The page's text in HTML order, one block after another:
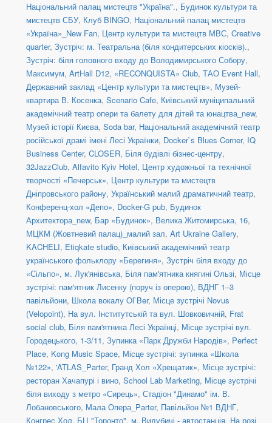
Національний палац мистецтв "Україна"., Будинок культури та
мистецтв СБУ, Клуб BINGO, Національний палац мистецтв
«Україна»_New Fan, Центр культури та мистецтв МВС, Creative
quarter, Зустріч: м. Театральна (біля кондитерських кіосків).,
Зустріч: біля головного входу до Володимирського Собору,
Максимум, ArtHall D12, «RECONQUISTA» Club, ТАО Event Hall,
Державний заклад «Центр культури та мистецтв», Музей-
квартира В. Косенка, Scenario Cafe, Київський муніципальний
академічний театр опери та балету для дітей та юнацтва_new,
Музей історії Києва, Soda bar, Національний академічний театр
російської драмі імені Лесі Українки, Docker`s Blues Corner, IQ
Business Center, CLOSER, Біля будівлі бізнес-центру,
32JazzClub, Alfavito Kyiv Hotel, Центр художньої та технічної
творчості «Печерськ», Центр культури та мистецтв
Дніпровського району, Український малий драматичний театр,
Конференц-хол «Депо», Docker-G pub, Будинок
Архитектора_new, Бар «Будинок», Велика Житомирська, 16,
МЦКМ (Жовтневий палац)_малий зал, Art Ukraine Gallery,
KACHELI, Etiqkate studio, Київський академічний театр
українського фольклору «Берегиня», Зустріч біля входу до
«Сільпо», м. Лук'янівська, Біля пам'ятника княгині Ользі, Місце
зустрічі: пам'ятник Лисенку (поруч із оперою), ВДНГ 1–3
павільйони, Школа вокалу Ol`Ber, Місце зустрічі Novus
(Velopoint), На вул. Інститутській та вул. Шовковичній, Frat
social сlub, Біля пам'ятника Лесі Українці, Місце зустрічі вул.
Городецького, 1-3/11, Зупинка «Парк Дружби Народів», Perfect
Place, Kong Music Space, Місце зустрічі: зупинка «Школа
№122», 'ATLAS_Parter, Гранд Хол «Хрещатик», Місце зустрічі:
ресторан Хачапурі і вино, School Lab Marketing, Місце зустрічі
біля виходу з метро «Сирець», Стадіон "Динамо" ім. В.
Лобановського, Мала Опера_Parter, Павільйон №1 ВДНГ,
Конгрес Хол, БЦ "Торонто", м. Видубичі - автостанція, На розі